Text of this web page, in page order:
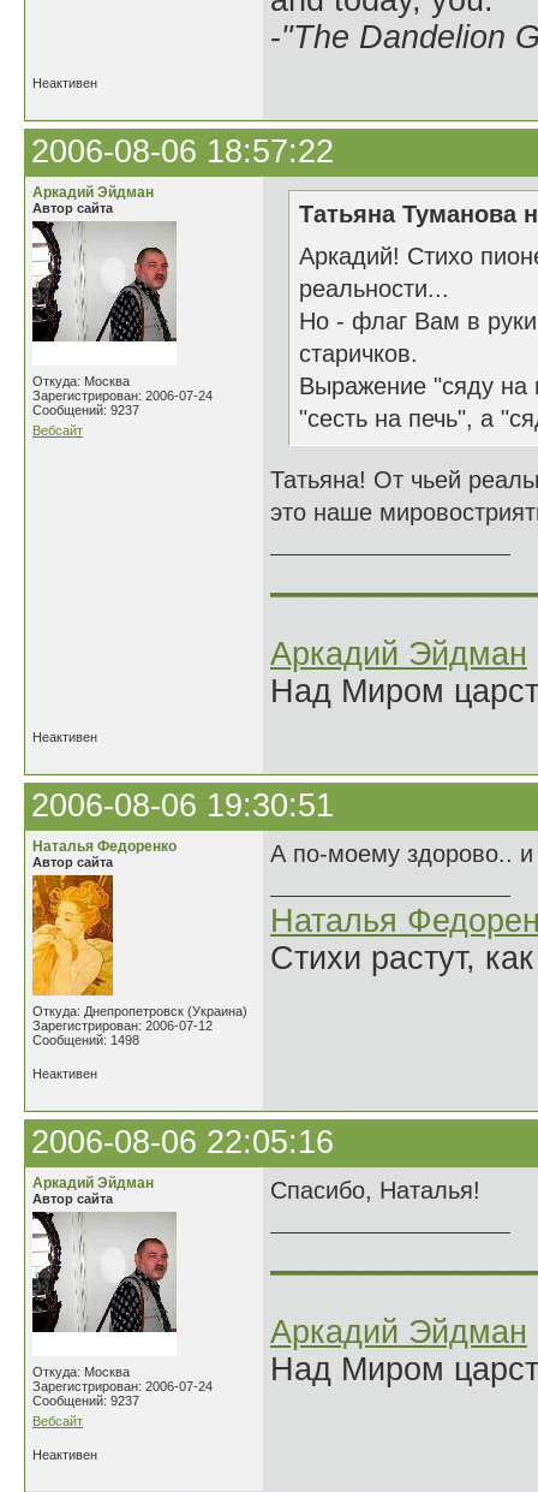
-"The Dandelion
Неактивен
2006-08-06 18:57:22
Аркадий Эйдман
Автор сайта
Откуда: Москва
Зарегистрирован: 2006-07-24
Сообщений: 9237
Вебсайт
Татьяна Туманова
Аркадий! Стихо
реальности...
Но - флаг Вам в
старичков.
Выражение "сяду на
"сесть на печь", а
Татьяна! От чьей
это наше
Аркадий Эйдман
Над Миром
Неактивен
2006-08-06 19:30:51
Наталья Федоренко
Автор сайта
Откуда: Днепропетровск (Украина)
Зарегистрирован: 2006-07-12
Сообщений: 1498
А по-моему здорово..
Наталья
Стихи растут,
Неактивен
2006-08-06 22:05:16
Аркадий Эйдман
Автор сайта
Откуда: Москва
Зарегистрирован: 2006-07-24
Сообщений: 9237
Вебсайт
Спасибо, Наталья!
Аркадий Эйдман
Над Миром
Неактивен